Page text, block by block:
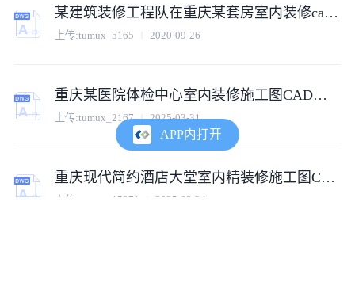
某建筑装修工程队在重庆某套房室内装修cad平立面施工图
上传:tumux_5165 2020-09-26
重庆某医院体检中心室内装修施工图CAD文件（医疗空间标准版）
上传:tumux_2167 2025-03-31
重庆现代简约酒店大堂室内精装修施工图CAD文件（酒店空间深化版）
上传: tumux_15271 2025-03-24
APP内打开